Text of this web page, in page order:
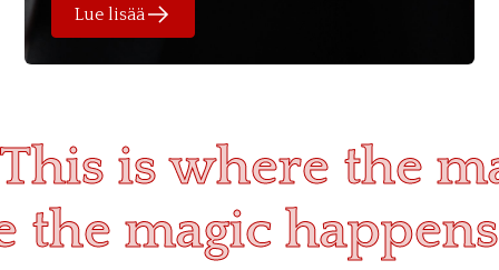
Lue lisää
This is where the
the magic happens